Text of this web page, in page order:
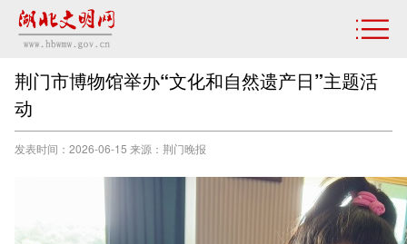
荆门市博物馆举办“文化和自然遗产日”主题活
动
发表时间：2026-06-15 来源：荆门晚报